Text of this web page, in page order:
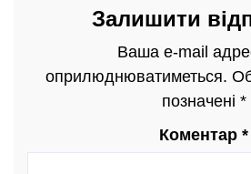
Залишити
Ваша e-mail
оприлюднюватиметься.
позначені *
Коментар *